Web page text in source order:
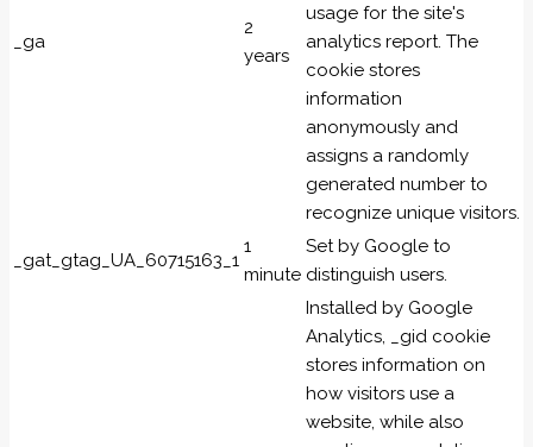
_ga
2
years
usage for the site's
analytics report. The
cookie stores
information
anonymously and
assigns a randomly
generated number to
recognize unique visitors.
_gat_gtag_UA_60715163_1
1
minute
Set by Google to
distinguish users.
Installed by Google
Analytics, _gid cookie
stores information on
how visitors use a
website, while also